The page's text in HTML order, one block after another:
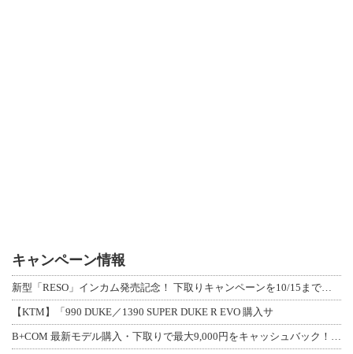
キャンペーン情報
新型「RESO」インカム発売記念！ 下取りキャンペーンを10/15まで延長して開
【KTM】「990 DUKE／1390 SUPER DUKE R EVO 購入サ
B+COM 最新モデル購入・下取りで最大9,000円をキャッシュバック！「B+F